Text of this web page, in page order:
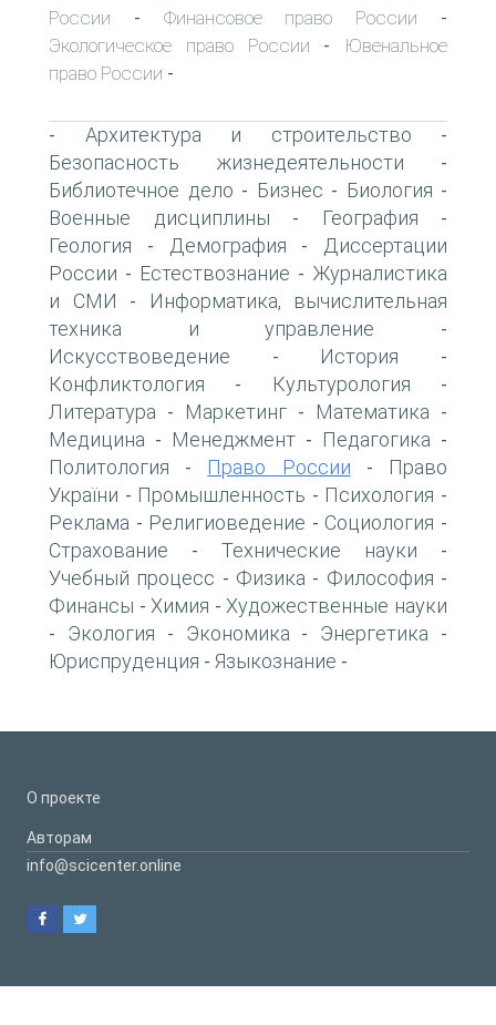
России - Финансовое право России -
Экологическое право России -
Ювенальное
право России -
- Архитектура и строительство -
Безопасность жизнедеятельности -
Библиотечное дело - Бизнес - Биология -
Военные дисциплины - География -
Геология - Демография -
Диссертации
России - Естествознание - Журналистика
и СМИ -
Информатика, вычислительная
техника и управление -
Искусствоведение - История -
Конфликтология - Культурология -
Литература - Маркетинг - Математика -
Медицина - Менеджмент - Педагогика -
Политология - Право России -
Право
України - Промышленность - Психология -
Реклама - Религиоведение - Социология -
Страхование - Технические науки -
Учебный процесс - Физика - Философия -
Финансы -Химия -Художественные науки
- Экология - Экономика - Энергетика -
Юриспруденция - Языкознание -
О проекте
Авторам
info@scicenter.online